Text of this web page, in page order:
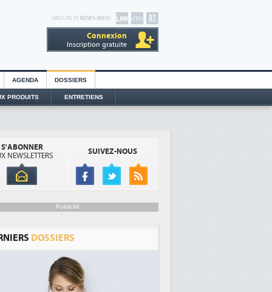
GROUPE IT NEWS INFO
Connexion
Inscription gratuite
AGENDA DOSSIERS
PRODUITS ENTRETIENS
S'ABONNER
NEWSLETTERS
SUIVEZ-NOUS
Publicité
DOSSIERS